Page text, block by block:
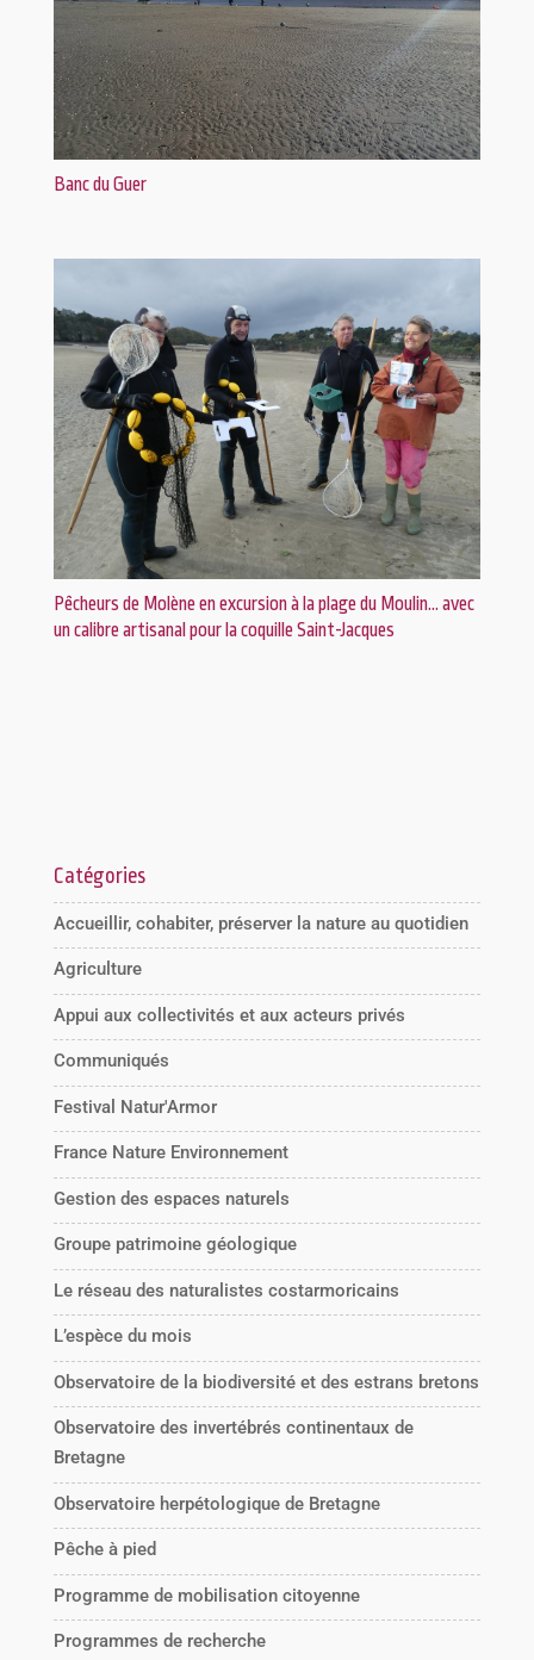
Banc du Guer
Pêcheurs de Molène en excursion à la plage du Moulin… avec
un calibre artisanal pour la coquille Saint-Jacques
Catégories
Accueillir, cohabiter, préserver la nature au quotidien
Agriculture
Appui aux collectivités et aux acteurs privés
Communiqués
Festival Natur'Armor
France Nature Environnement
Gestion des espaces naturels
Groupe patrimoine géologique
Le réseau des naturalistes costarmoricains
L’espèce du mois
Observatoire de la biodiversité et des estrans bretons
Observatoire des invertébrés continentaux de
Bretagne
Observatoire herpétologique de Bretagne
Pêche à pied
Programme de mobilisation citoyenne
Programmes de recherche